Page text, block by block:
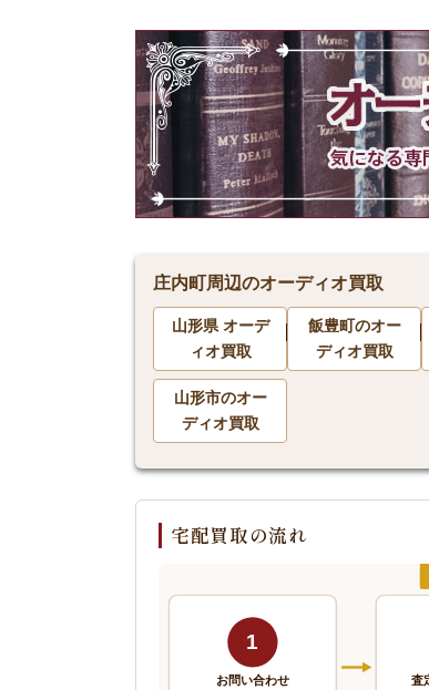
庄内町周辺のオーディオ買取
山形県 オーデ
ィオ買取
飯豊町のオー
ディオ買取
山形市のオー
ディオ買取
宅配買取の流れ
1
お問い合わせ 査